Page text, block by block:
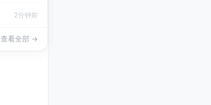
2分钟前
查看全部 →